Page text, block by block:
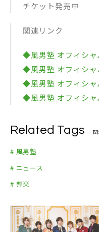
チケット発売中
関連リンク
◆風男塾 オフィシャ
◆風男塾 オフィシャ
◆風男塾 オフィシ
◆風男塾 オフィシ
Related Tags
# 風男塾
# ニュース
# 邦楽